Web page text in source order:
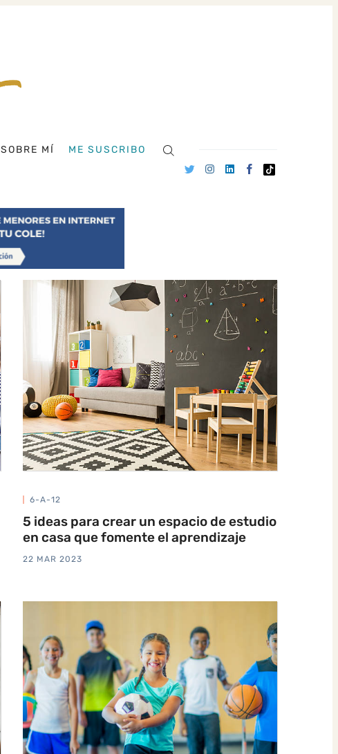
SOBRE MÍ ME SUSCRIBO
6-A-12
5 ideas para crear un espacio de estudio
en casa que fomente el aprendizaje
22 MAR 2023